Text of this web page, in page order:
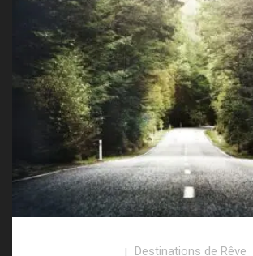
Destinations de Rêve